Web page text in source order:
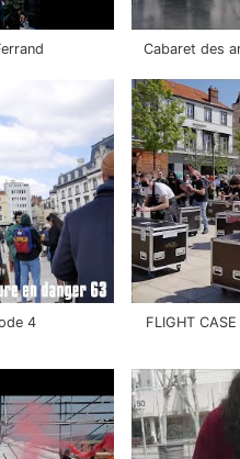
Cabaret des
4 FLIGHT